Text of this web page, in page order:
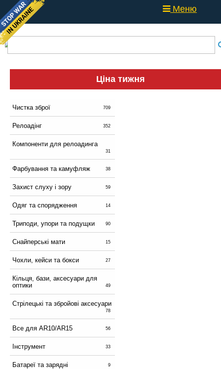
Меню
Ціна тижня
Чистка зброї 709
Релоадінг 352
Компоненти для релоадинга
31
Фарбування та камуфляж 38
Захист слуху і зору 59
Одяг та спорядження 14
Триподи, упори та подущки 90
Снайперські мати 15
Чохли, кейси та бокси 27
Кільця, бази, аксесуари для
оптики
49
Стрілецькі та збройові аксесуари
78
Все для AR10/AR15 56
Інструмент 33
Батареї та зарядні 9